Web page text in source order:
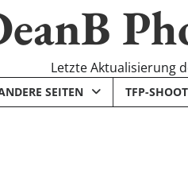
Letzte Aktualisierung
SEITEN TFP-